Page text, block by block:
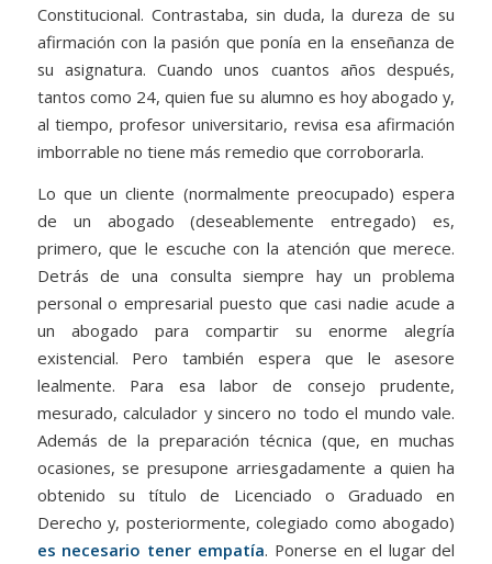
Constitucional. Contrastaba, sin duda, la dureza de su
afirmación con la pasión que ponía en la enseñanza de
su asignatura. Cuando unos cuantos años después,
tantos como 24, quien fue su alumno es hoy abogado y,
al tiempo, profesor universitario, revisa esa afirmación
imborrable no tiene más remedio que corroborarla.
Lo que un cliente (normalmente preocupado) espera
de un abogado (deseablemente entregado) es,
primero, que le escuche con la atención que merece.
Detrás de una consulta siempre hay un problema
personal o empresarial puesto que casi nadie acude a
un abogado para compartir su enorme alegría
existencial. Pero también espera que le asesore
lealmente. Para esa labor de consejo prudente,
mesurado, calculador y sincero no todo el mundo vale.
Además de la preparación técnica (que, en muchas
ocasiones, se presupone arriesgadamente a quien ha
obtenido su título de Licenciado o Graduado en
Derecho y, posteriormente, colegiado como abogado)
es necesario tener empatía. Ponerse en el lugar del